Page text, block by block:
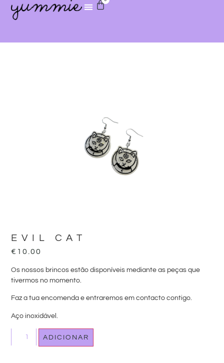
EVIL CAT
€ 10.00
Os nossos brincos estão disponíveis mediante as peças que
tivermos no momento.
Faz a tua encomenda e entraremos em contacto contigo.
Aço inoxidável.
ADICIONAR